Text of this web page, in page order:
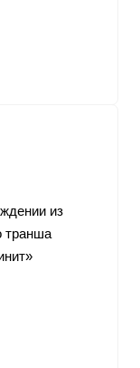
из
транша